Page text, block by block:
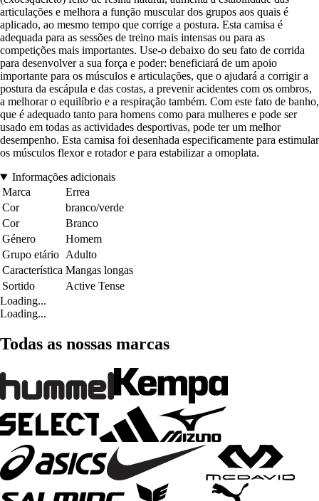
articulações e melhora a função muscular dos grupos aos quais é
aplicado, ao mesmo tempo que corrige a postura. Esta camisa é
adequada para as sessões de treino mais intensas ou para as
competições mais importantes. Use-o debaixo do seu fato de corrida
para desenvolver a sua força e poder: beneficiará de um apoio
importante para os músculos e articulações, que o ajudará a corrigir a
postura da escápula e das costas, a prevenir acidentes com os ombros,
a melhorar o equilíbrio e a respiração também. Com este fato de banho,
que é adequado tanto para homens como para mulheres e pode ser
usado em todas as actividades desportivas, pode ter um melhor
desempenho. Esta camisa foi desenhada especificamente para estimular
os músculos flexor e rotador e para estabilizar a omoplata.
Informações adicionais
Marca
Errea
Cor
branco/verde
Cor
Branco
Género
Homem
Grupo etário Adulto
Característica Mangas longas
Sortido
Active Tense
Loading...
Loading...
Todas as nossas marcas